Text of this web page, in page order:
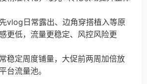
vlog日常露出、边角穿搭植入等原
更低，流量更稳定、风控风险更
稳定周度铺量，大促前两周加倍放
台流量池。